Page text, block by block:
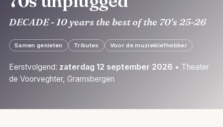
DECADE - 10 years the best of the 70's 25-26
Samen genieten Tributes Voor de muziekliefhebber
Eerstvolgend: zaterdag 12 september 2026 • Theater
de Voorveghter, Gramsbergen